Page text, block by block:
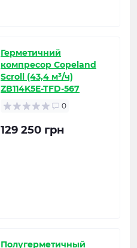
Герметичний
компресор Copeland
Scroll (43,4 м³/ч)
ZB114K5E-TFD-567
0
129 250 грн
Полугерметичный